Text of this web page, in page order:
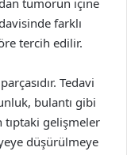
tümörün içine
farklı
tercih edilir.
Tedavi
bulantı gibi
gelişmeler
düşürülmeye